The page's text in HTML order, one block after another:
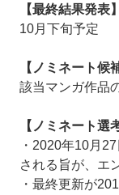
【最終結果発表】
10月下旬予定
【ノミネート候
該当マンガ作品
【ノミネート選
・2020年10月
される旨が、エ
・最終更新が